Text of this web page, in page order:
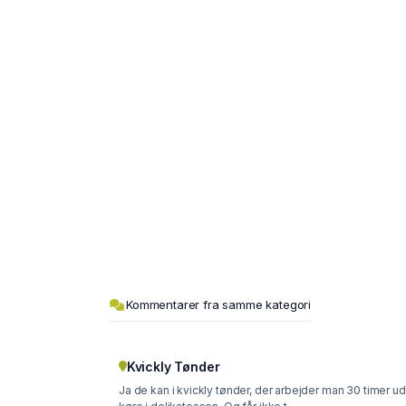
Kommentarer fra samme kategori
Kvickly Tønder
Ja de kan i kvickly tønder, der arbejder man 30 timer